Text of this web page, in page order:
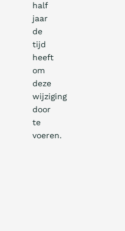
half
jaar
de
tijd
heeft
om
deze
wijziging
door
te
voeren.